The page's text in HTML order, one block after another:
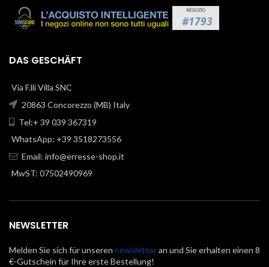
DAS GESCHÄFT
Via F.lli Villa SNC
20863 Concorezzo (MB) Italy
Tel:+ 39 039 367319
WhatsApp: +39 3518273556
Email: info@erresse-shop.it
MwST: 07502490969
NEWSLETTER
Melden Sie sich für unseren newsletteran und Sie erhalten einen 8
€-Gutschein für Ihre erste Bestellung!